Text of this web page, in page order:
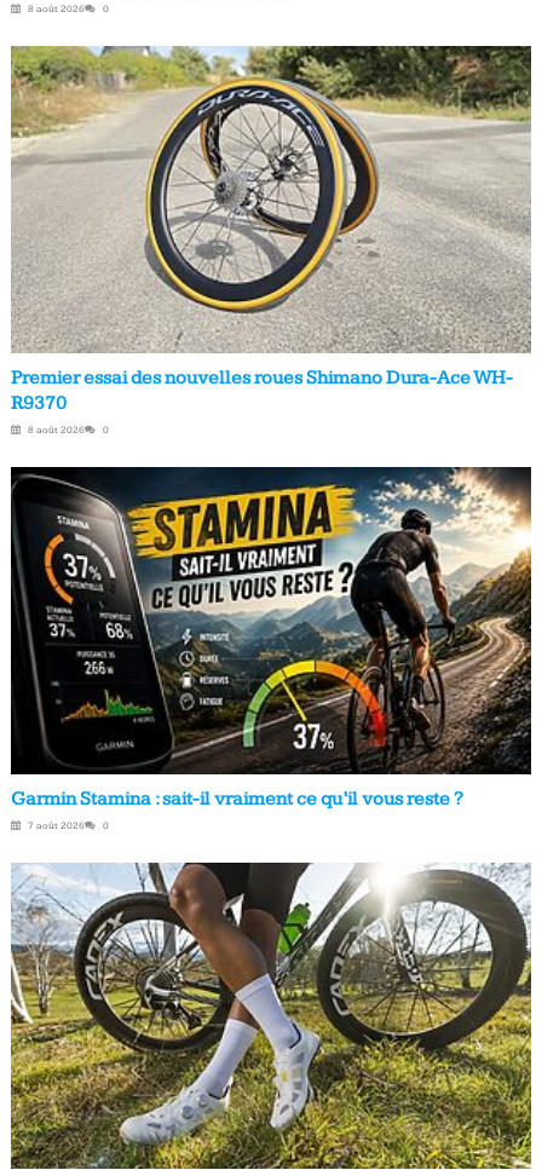
8 août 2026 0
Premier essai des nouvelles roues Shimano Dura-Ace WH-
R9370
8 août 2026 0
Garmin Stamina : sait-il vraiment ce qu’il vous reste ?
7 août 2026 0